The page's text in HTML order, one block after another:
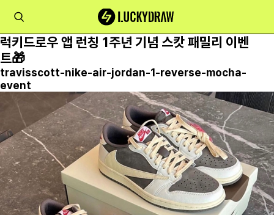
럭키드로우 앱 런칭 1주년 기념 스캇 패밀리 이벤
트🎁
travisscott-nike-air-jordan-1-reverse-mocha-
event